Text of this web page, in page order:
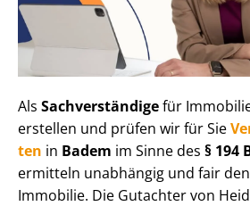
Als Sachverständigefür
erstellen und prüfen wir für Sie
ten in Badem im Sinne des § 194
ermitteln unabhängig und fair
Immobilie. Die Gutachter von